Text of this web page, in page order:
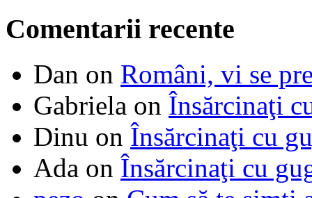
Comentarii recente
Dan on Români, vi se
Gabriela on Însărcinaţi
Dinu on Însărcinaţi cu
Ada on Însărcinaţi cu